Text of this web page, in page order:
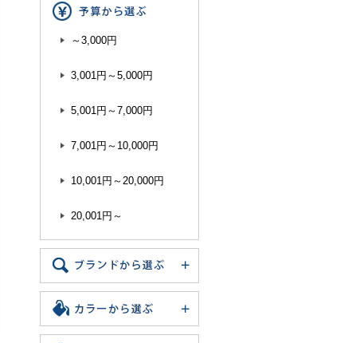
～3,000円
3,001円～5,000円
5,001円～7,000円
7,001円～10,000円
10,001円～20,000円
20,001円～